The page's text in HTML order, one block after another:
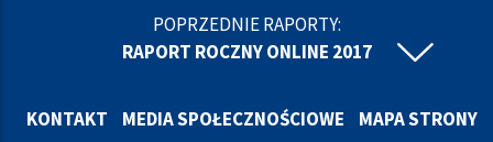
POPRZEDNIE RAPORTY:
RAPORT ROCZNY ONLINE 2017
RAPORT ROCZNY ONLINE 2015
RAPORT ROCZNY ONLINE 2014
KONTAKT MEDIA SPOŁECZNOŚCIOWE
MAPA STRONY